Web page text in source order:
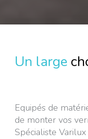
Un large
Equipés de
de monter vos
Spécialiste